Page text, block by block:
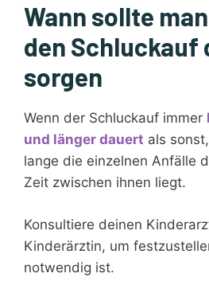
Wann sollte
den Schluckauf
sorgen
Wenn der Schluckauf immer
und länger dauert als
lange die einzelnen Anfälle
Zeit zwischen ihnen liegt.
Konsultiere deinen
Kinderärztin, um
notwendig ist.